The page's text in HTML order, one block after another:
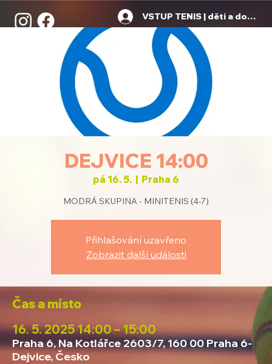
VSTUP TENIS | děti a dospělí
DEJVICE 14:00
pá 16. 5.
  |
Praha 6
MODRÁ SKUPINA - MINITENIS (4-7)
Přihlašování uzavřeno
Zobrazit další události
Čas a místo
16. 5. 2025 14:00 – 15:00
Praha 6, Na Kotlářce 2603/7, 160 00 Praha 6-
Dejvice, Česko